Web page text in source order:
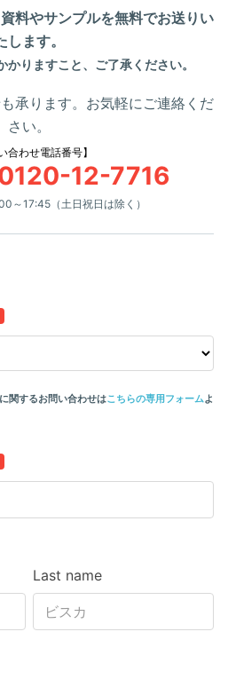
料やサンプルを無料でお送りい
します。
かりますこと、ご了承ください。
承ります。お気軽にご連絡くだ
さい。
合わせ電話番号】
12-7716
～17:45（土日祝日は除く）
関するお問い合わせはこちらの専用フォームよ
Last name